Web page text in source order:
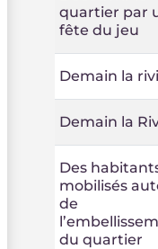
quartier par
fête du jeu
Demain la
Demain la
Des
mobilisés
de
du quartier